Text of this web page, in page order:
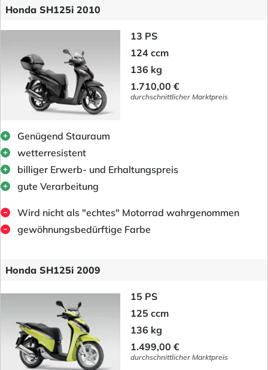
Honda SH125i 2010
13 PS
124 ccm
136 kg
1.710,00 €
durchschnittlicher Marktpreis
Genügend Stauraum
wetterresistent
billiger Erwerb- und Erhaltungspreis
gute Verarbeitung
Wird nicht als "echtes" Motorrad wahrgenommen
gewöhnungsbedürftige Farbe
Honda SH125i 2009
15 PS
125 ccm
136 kg
1.499,00 €
durchschnittlicher Marktpreis